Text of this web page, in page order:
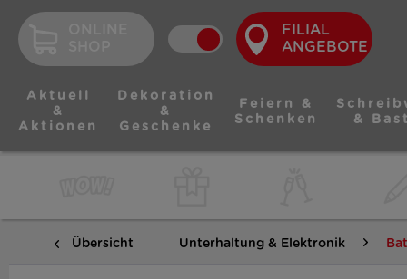
FILIAL
ANGEBOTE
Aktuell
&
Aktionen
Dekoration
&
Geschenke
Feiern &
Schenken
&
Übersicht Unterhaltung & Elektronik